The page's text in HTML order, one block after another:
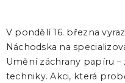
V pondělí 16. března
Náchodska na
Umění záchrany papíru
techniky. Akci, která